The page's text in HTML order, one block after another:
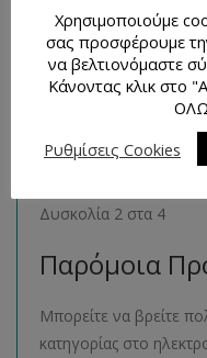
1 βιβλιαράκι με 2
Μέγεθος
34- 36- 38- 40- 42- 44
Επίπεδο
Δυσκολία 2 στα 4
Παρόμοια
Μπορείτε να βρείτε
κατηγορίας στο
Χρησιμοποιούμε
σας προσφέρουμε
να βελτιονόμαστε
Κάνοντας κλικ στο
Ρυθμίσεις Cookies